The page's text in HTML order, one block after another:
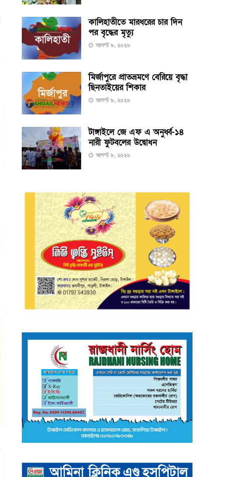
কালিহাতীতে মারধরের চার দিন
পর বৃদ্ধের মৃত্যু
আগস্ট ৮, ২০২৬
মির্জাপুরে প্রাতভ্রমণে বেরিয়ে বৃদ্ধা
ছিনতাইয়ের শিকার
আগস্ট ৮, ২০২৬
টাঙ্গাইলে জে এফ এ অনুর্ধ্ব-১৪
নারী ফুটবলের উদ্বোধন
আগস্ট ৮, ২০২৬